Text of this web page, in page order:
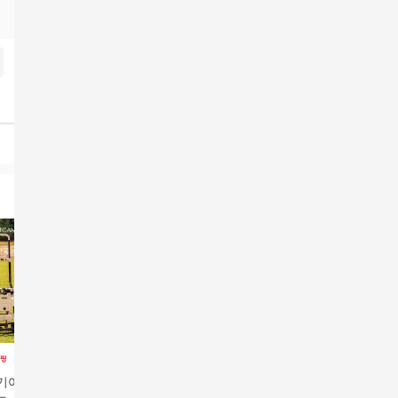
어 트랜스폼 캠